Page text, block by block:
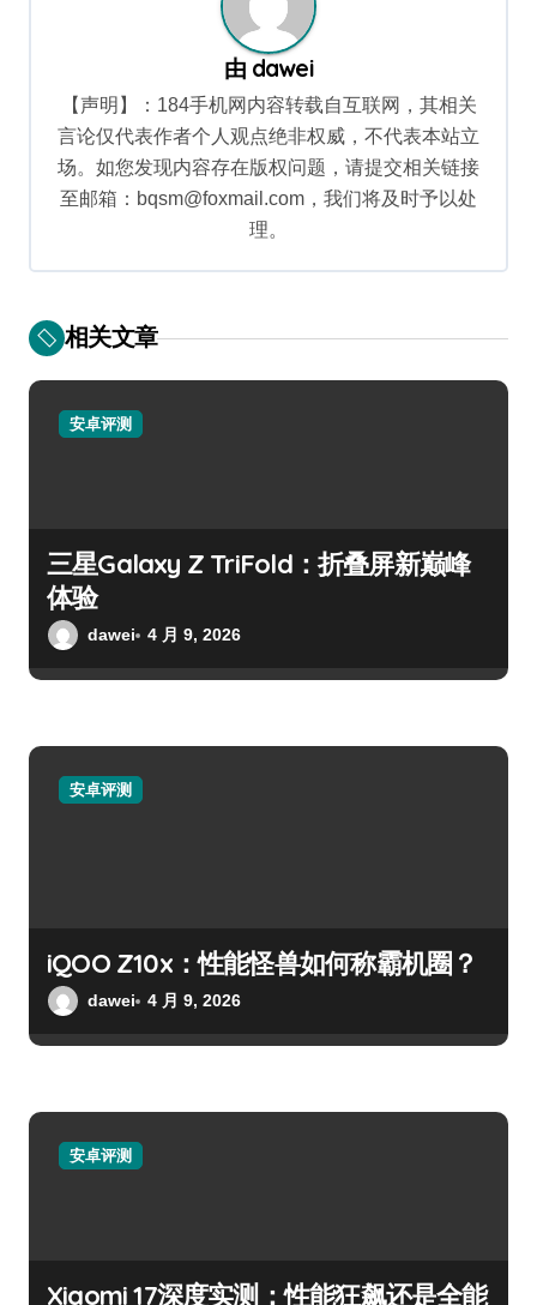
由 dawei
【声明】：184手机网内容转载自互联网，其相关
言论仅代表作者个人观点绝非权威，不代表本站立
场。如您发现内容存在版权问题，请提交相关链接
至邮箱：bqsm@foxmail.com，我们将及时予以处
理。
相关文章
安卓评测
三星Galaxy Z TriFold：折叠屏新巅峰
体验
dawei 4 月 9, 2026
安卓评测
iQOO Z10x：性能怪兽如何称霸机圈？
dawei 4 月 9, 2026
安卓评测
Xiaomi 17深度实测：性能狂飙还是全能